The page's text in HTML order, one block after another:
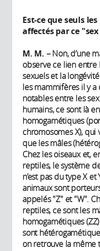
Est-ce que seuls
affectés par ce
M. M. – Non, d’une
observe ce lien entre
sexuels et la
les mammifères il y
notables entre les
humains, ce sont là
homogamétiques
chromosomes X),
que les mâles
Chez les oiseaux et,
reptiles, le système
n’est pas du type X et
animaux sont
appelés "Z" et "W".
reptiles, ce sont les
homogamétiques
sont
on retrouve la même